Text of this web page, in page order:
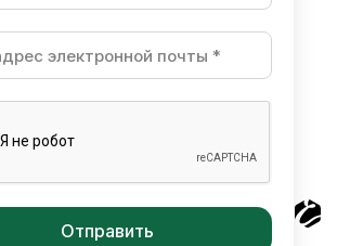
Разработано в студии Esteriol